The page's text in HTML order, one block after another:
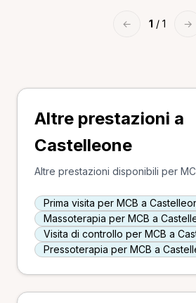
← 1 / 1 →
Altre prestazioni a
Castelleone
Altre prestazioni disponibili per
Prima visita per MCB a
Massoterapia per MCB a
Visita di controllo per MCB a
Pressoterapia per MCB a